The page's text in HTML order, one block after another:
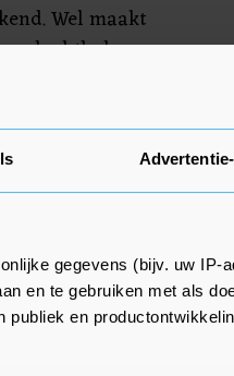
gegevens (bijv. uw IP-
en te gebruiken met als
publiek en
Wel maakt
luchtbuksen
zijn
hebben er hier